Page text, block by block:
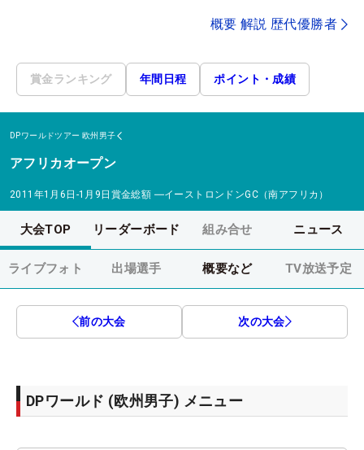
概要 解説 歴代優勝者
賞金ランキング 年間日程 ポイント・成績
DPワールドツアー 欧州男子
アフリカオープン
2011年1月6日-1月9日 賞金総額 ―イーストロンドンGC（南アフリカ）
大会TOP リーダーボード 組み合せ ニュース
ライブフォト 出場選手 概要など TV放送予定
前の大会 次の大会
DPワールド (欧州男子) メニュー